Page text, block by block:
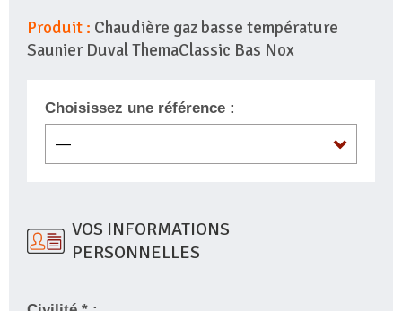
Produit : Chaudière gaz basse température
Saunier Duval ThemaClassic Bas Nox
Choisissez une référence :
VOS INFORMATIONS
PERSONNELLES